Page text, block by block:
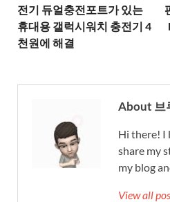
전기 듀얼충전포트가 있는
휴대용 갤럭시워치 충전기 4
천원에 해결
About 브
Hi there! I
share my
my blog
View all